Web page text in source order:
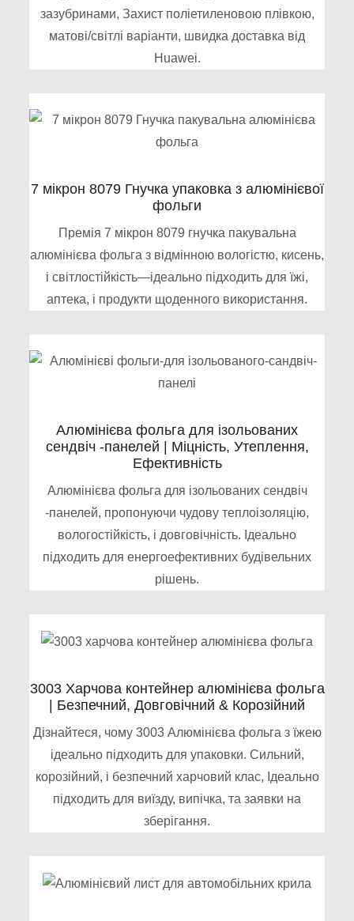
зазубринами, Захист поліетиленовою плівкою,
матові/світлі варіанти, швидка доставка від
Huawei.
7 мікрон 8079 Гнучка упаковка з алюмінієвої
фольги
Премія 7 мікрон 8079 гнучка пакувальна
алюмінієва фольга з відмінною вологістю, кисень,
і світлостійкість—ідеально підходить для їжі,
аптека, і продукти щоденного використання.
Алюмінієва фольга для ізольованих
сендвіч -панелей | Міцність, Утеплення,
Ефективність
Алюмінієва фольга для ізольованих сендвіч
-панелей, пропонуючи чудову теплоізоляцію,
вологостійкість, і довговічність. Ідеально
підходить для енергоефективних будівельних
рішень.
3003 Харчова контейнер алюмінієва фольга
| Безпечний, Довговічний & Корозійний
Дізнайтеся, чому 3003 Алюмінієва фольга з їжею
ідеально підходить для упаковки. Сильний,
корозійний, і безпечний харчовий клас, Ідеально
підходить для виїзду, випічка, та заявки на
зберігання.